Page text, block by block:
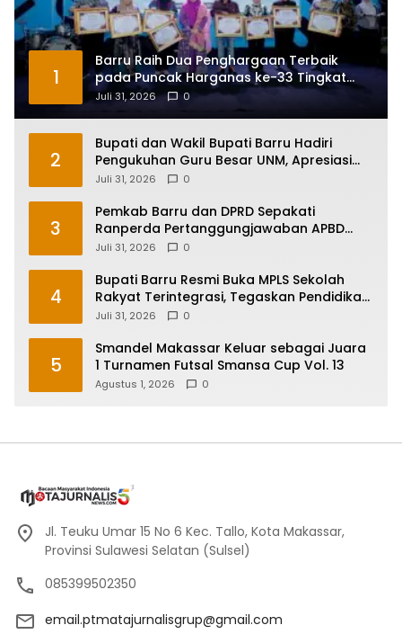
1
Barru Raih Dua Penghargaan Terbaik
pada Puncak Harganas ke-33 Tingkat
Sulawesi Selatan
Juli 31, 2026 0
2
Bupati dan Wakil Bupati Barru Hadiri
Pengukuhan Guru Besar UNM, Apresiasi
Capaian Prof. Kamaruddin Hasan
Juli 31, 2026 0
3
Pemkab Barru dan DPRD Sepakati
Ranperda Pertanggungjawaban APBD
2025, Perkuat Komitmen Tata Kelola dan
Juli 31, 2026 0
4
Bupati Barru Resmi Buka MPLS Sekolah
Rakyat Terintegrasi, Tegaskan Pendidikan
Kunci Masa Depan Generasi
Juli 31, 2026 0
5
Smandel Makassar Keluar sebagai Juara
1 Turnamen Futsal Smansa Cup Vol. 13
Agustus 1, 2026 0
Jl. Teuku Umar 15 No 6 Kec. Tallo, Kota Makassar,
Provinsi Sulawesi Selatan (Sulsel)
085399502350
email.ptmatajurnalisgrup@gmail.com